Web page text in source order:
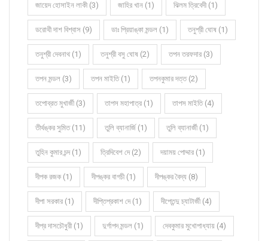
জায়েদ হোসাইন লাকী (3) জাহির খান (1) ঝিলম ত্রিবেদী (1)
ডরোথী দাশ বিশ্বাস (9) ডাঃ প্রিয়াঙ্কা মন্ডল (1) তনুশ্রী ঘোষ (1)
তনুশ্রী দেবনাথ (1) তনুশ্রী বসু ঘোষ (2) তপন তরফদার (3)
তপন মন্ডল (3) তপন মাইতি (1) তপনকুমার দত্ত (2)
তপোব্রত মুখার্জী (3) তাপস মহাপাত্র (1) তাপস মাইতি (4)
তীর্থঙ্কর সুমিত (11) তুলি ব্যানার্জি (1) তুলি ব্যানার্জী (1)
তুহিন কুমার চন্দ (1) ত্রিদিবেশ দে (2) দয়াময় পোদ্দার (1)
দীপক রজক (1) দীপঙ্কর বাগচী (1) দীপঙ্কর বৈদ্য (8)
দীপা সরকার (1) দীপ্তিপ্রকাশ দে (1) দীপ্তেন্দু চ্যাটার্জী (4)
দীপ্র দাসচৌধুরী (1) দুর্গাপদ মন্ডল (1) দেবকুমার মুখোপাধ্যায় (4)